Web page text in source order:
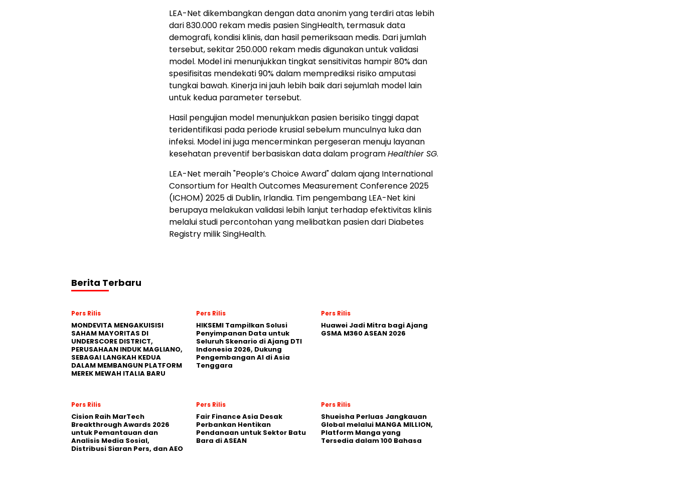
LEA-Net dikembangkan dengan data anonim yang terdiri atas lebih
dari 830.000 rekam medis pasien SingHealth, termasuk data
demografi, kondisi klinis, dan hasil pemeriksaan medis. Dari jumlah
tersebut, sekitar 250.000 rekam medis digunakan untuk validasi
model. Model ini menunjukkan tingkat sensitivitas hampir 80% dan
spesifisitas mendekati 90% dalam memprediksi risiko amputasi
tungkai bawah. Kinerja ini jauh lebih baik dari sejumlah model lain
untuk kedua parameter tersebut.
Hasil pengujian model menunjukkan pasien berisiko tinggi dapat
teridentifikasi pada periode krusial sebelum munculnya luka dan
infeksi. Model ini juga mencerminkan pergeseran menuju layanan
kesehatan preventif berbasiskan data dalam programHealthier SG.
LEA-Net meraih "People’s Choice Award" dalam ajang International
Consortium for Health Outcomes Measurement Conference 2025
(ICHOM) 2025 di Dublin, Irlandia. Tim pengembang LEA-Net kini
berupaya melakukan validasi lebih lanjut terhadap efektivitas klinis
melalui studi percontohan yang melibatkan pasien dari Diabetes
Registry milik SingHealth.
Berita Terbaru
Pers Rilis
MONDEVITA MENGAKUISISI
SAHAM MAYORITAS DI
UNDERSCORE DISTRICT,
PERUSAHAAN INDUK MAGLIANO,
SEBAGAI LANGKAH KEDUA
DALAM MEMBANGUN PLATFORM
MEREK MEWAH ITALIA BARU
Pers Rilis
HIKSEMI Tampilkan Solusi
Penyimpanan Data untuk
Seluruh Skenario di Ajang DTI
Indonesia 2026, Dukung
Pengembangan AI di Asia
Tenggara
Pers Rilis
Huawei Jadi Mitra bagi Ajang
GSMA M360 ASEAN 2026
Pers Rilis
Cision Raih MarTech
Breakthrough Awards 2026
untuk Pemantauan dan
Analisis Media Sosial,
Distribusi Siaran Pers, dan AEO
Pers Rilis
Fair Finance Asia Desak
Perbankan Hentikan
Pendanaan untuk Sektor Batu
Bara di ASEAN
Pers Rilis
Shueisha Perluas Jangkauan
Global melalui MANGA MILLION,
Platform Manga yang
Tersedia dalam 100 Bahasa